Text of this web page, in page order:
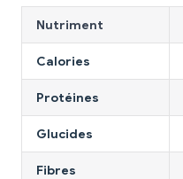
Nutriment
Calories
Protéines
Glucides
Fibres